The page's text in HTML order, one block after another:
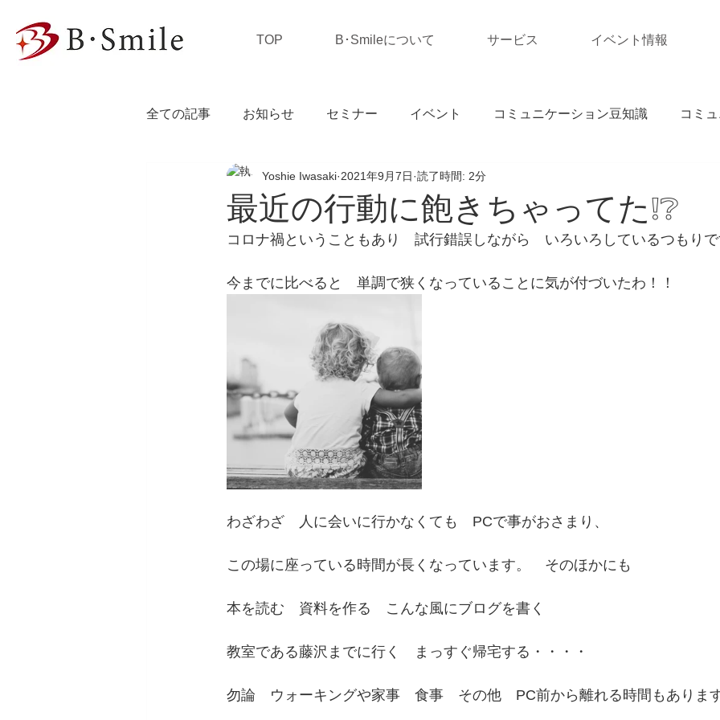
TOP B･Smileについて サービス イベント情報
全ての記事 お知らせ セミナー イベント コミュニケーション豆知識 コミ
私の独り言
最近の行動に飽きちゃってた❕❔
Yoshie Iwasaki 2021年9月7日 読了時間: 2分
コロナ禍ということもあり　試行錯誤しながら　いろいろしているつもり
今までに比べると　単調で狭くなっていることに気が付づいたわ！！
わざわざ　人に会いに行かなくても　PCで事がおさまり、
この場に座っている時間が長くなっています。　そのほかにも
本を読む　資料を作る　こんな風にブログを書く
教室である藤沢までに行く　まっすぐ帰宅する・・・・
勿論　ウォーキングや家事　食事　その他　PC前から離れる時間もありま